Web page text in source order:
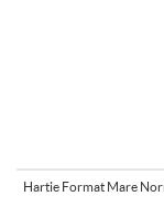
Hartie Format Mare